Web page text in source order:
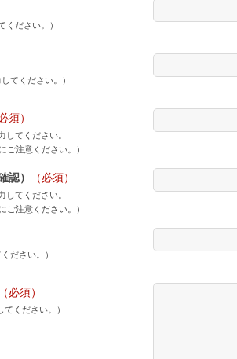
ください。）
てください。）
須）
してください。
ご注意ください。）
認） （必須）
してください。
ご注意ください。）
ださい。）
（必須）
てください。）